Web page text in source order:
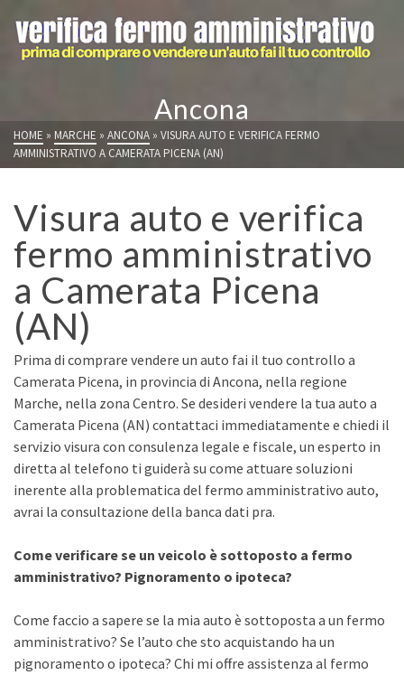
Ancona
HOME » MARCHE » ANCONA » VISURA AUTO E VERIFICA FERMO
AMMINISTRATIVO A CAMERATA PICENA (AN)
Visura auto e verifica
fermo amministrativo
a Camerata Picena
(AN)
Prima di comprare vendere un auto fai il tuo controllo a
Camerata Picena, in provincia di Ancona, nella regione
Marche, nella zona Centro. Se desideri vendere la tua auto a
Camerata Picena (AN) contattaci immediatamente e chiedi il
servizio visura con consulenza legale e fiscale, un esperto in
diretta al telefono ti guiderà su come attuare soluzioni
inerente alla problematica del fermo amministrativo auto,
avrai la consultazione della banca dati pra.
Come verificare se un veicolo è sottoposto a fermo
amministrativo? Pignoramento o ipoteca?
Come faccio a sapere se la mia auto è sottoposta a un fermo
amministrativo? Se l’auto che sto acquistando ha un
pignoramento o ipoteca? Chi mi offre assistenza al fermo